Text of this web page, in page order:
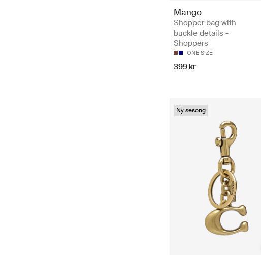
Mango
Shopper bag with
buckle details -
Shoppers
ONE SIZE
399 kr
Ny sesong